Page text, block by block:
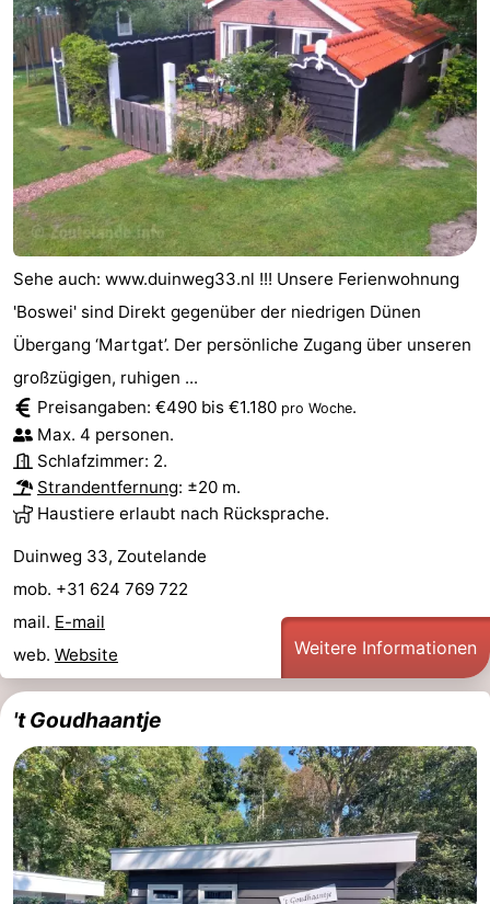
Sehe auch: www.duinweg33.nl !!! Unsere Ferienwohnung
'Boswei' sind Direkt gegenüber der niedrigen Dünen
Übergang ‘Martgat’. Der persönliche Zugang über unseren
großzügigen, ruhigen ...
Preisangaben: €490 bis €1.180 pro Woche.
Max. 4 personen.
Schlafzimmer: 2.
Strandentfernung: ±20 m.
Haustiere erlaubt nach Rücksprache.
Duinweg 33, Zoutelande
mob. +31 624 769 722
mail. E-mail
web. Website Weitere Informationen
't Goudhaantje